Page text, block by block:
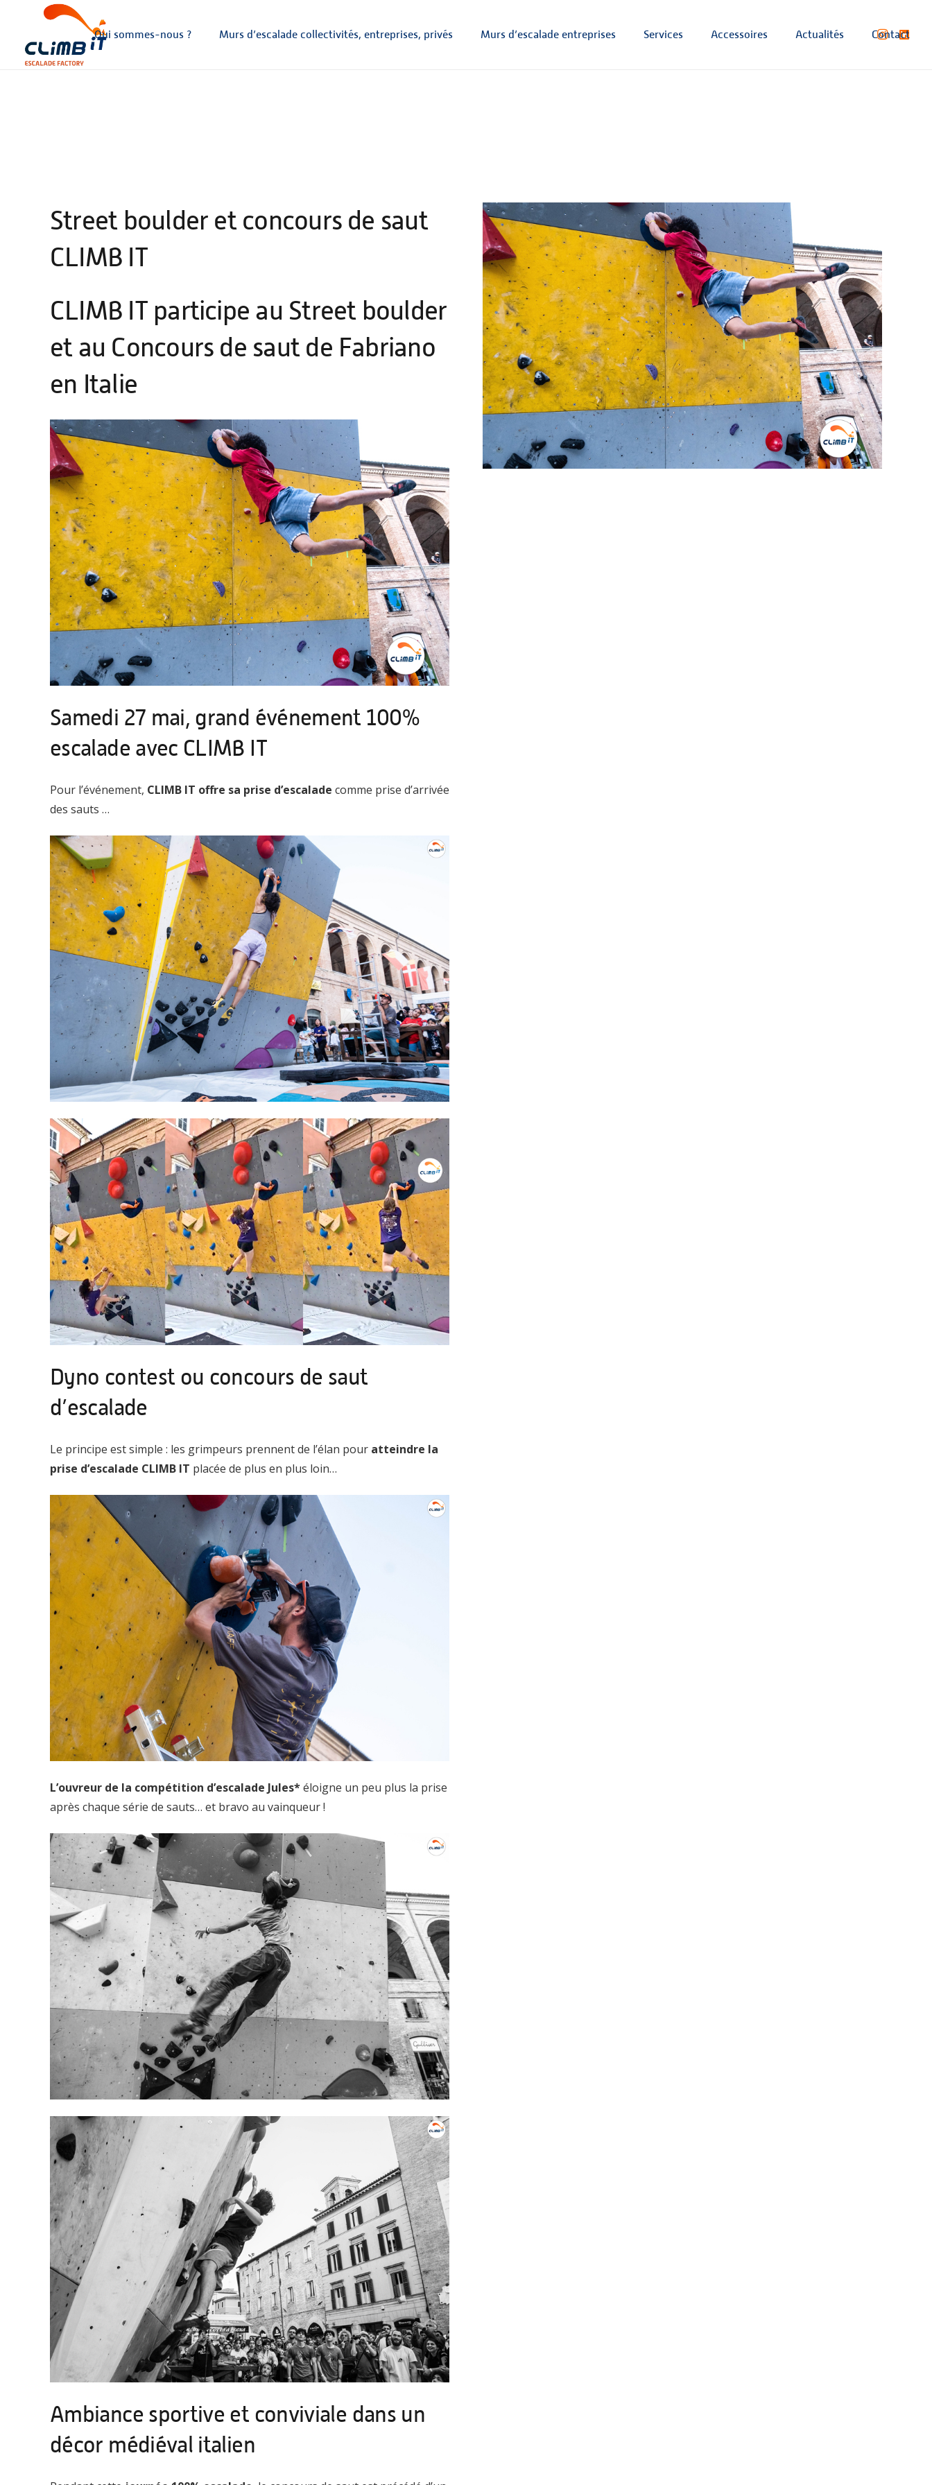
Qui sommes-nous ? Murs d’escalade collectivités, entreprises, privés Murs d’escalade entreprises Services Accessoires Actualités Contact
Street boulder et concours de saut
CLIMB IT
CLIMB IT participe au Street boulder
et au Concours de saut de Fabriano
en Italie
Samedi 27 mai, grand événement 100%
escalade avec CLIMB IT
Pour l’événement, CLIMB IT offre sa prise d’escalade comme prise d’arrivée
des sauts …
Dyno contest ou concours de saut
d’escalade
Le principe est simple : les grimpeurs prennent de l’élan pour atteindre la
prise d’escalade CLIMB IT placée de plus en plus loin…
L’ouvreur de la compétition d’escalade Jules*éloigne un peu plus la prise
après chaque série de sauts… et bravo au vainqueur !
Ambiance sportive et conviviale dans un
décor médiéval italien